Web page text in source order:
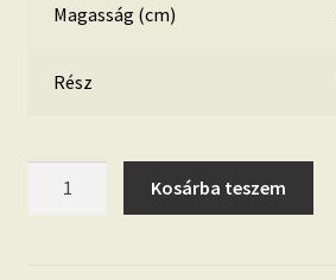
Magasság (cm)
Rész
Kosárba teszem